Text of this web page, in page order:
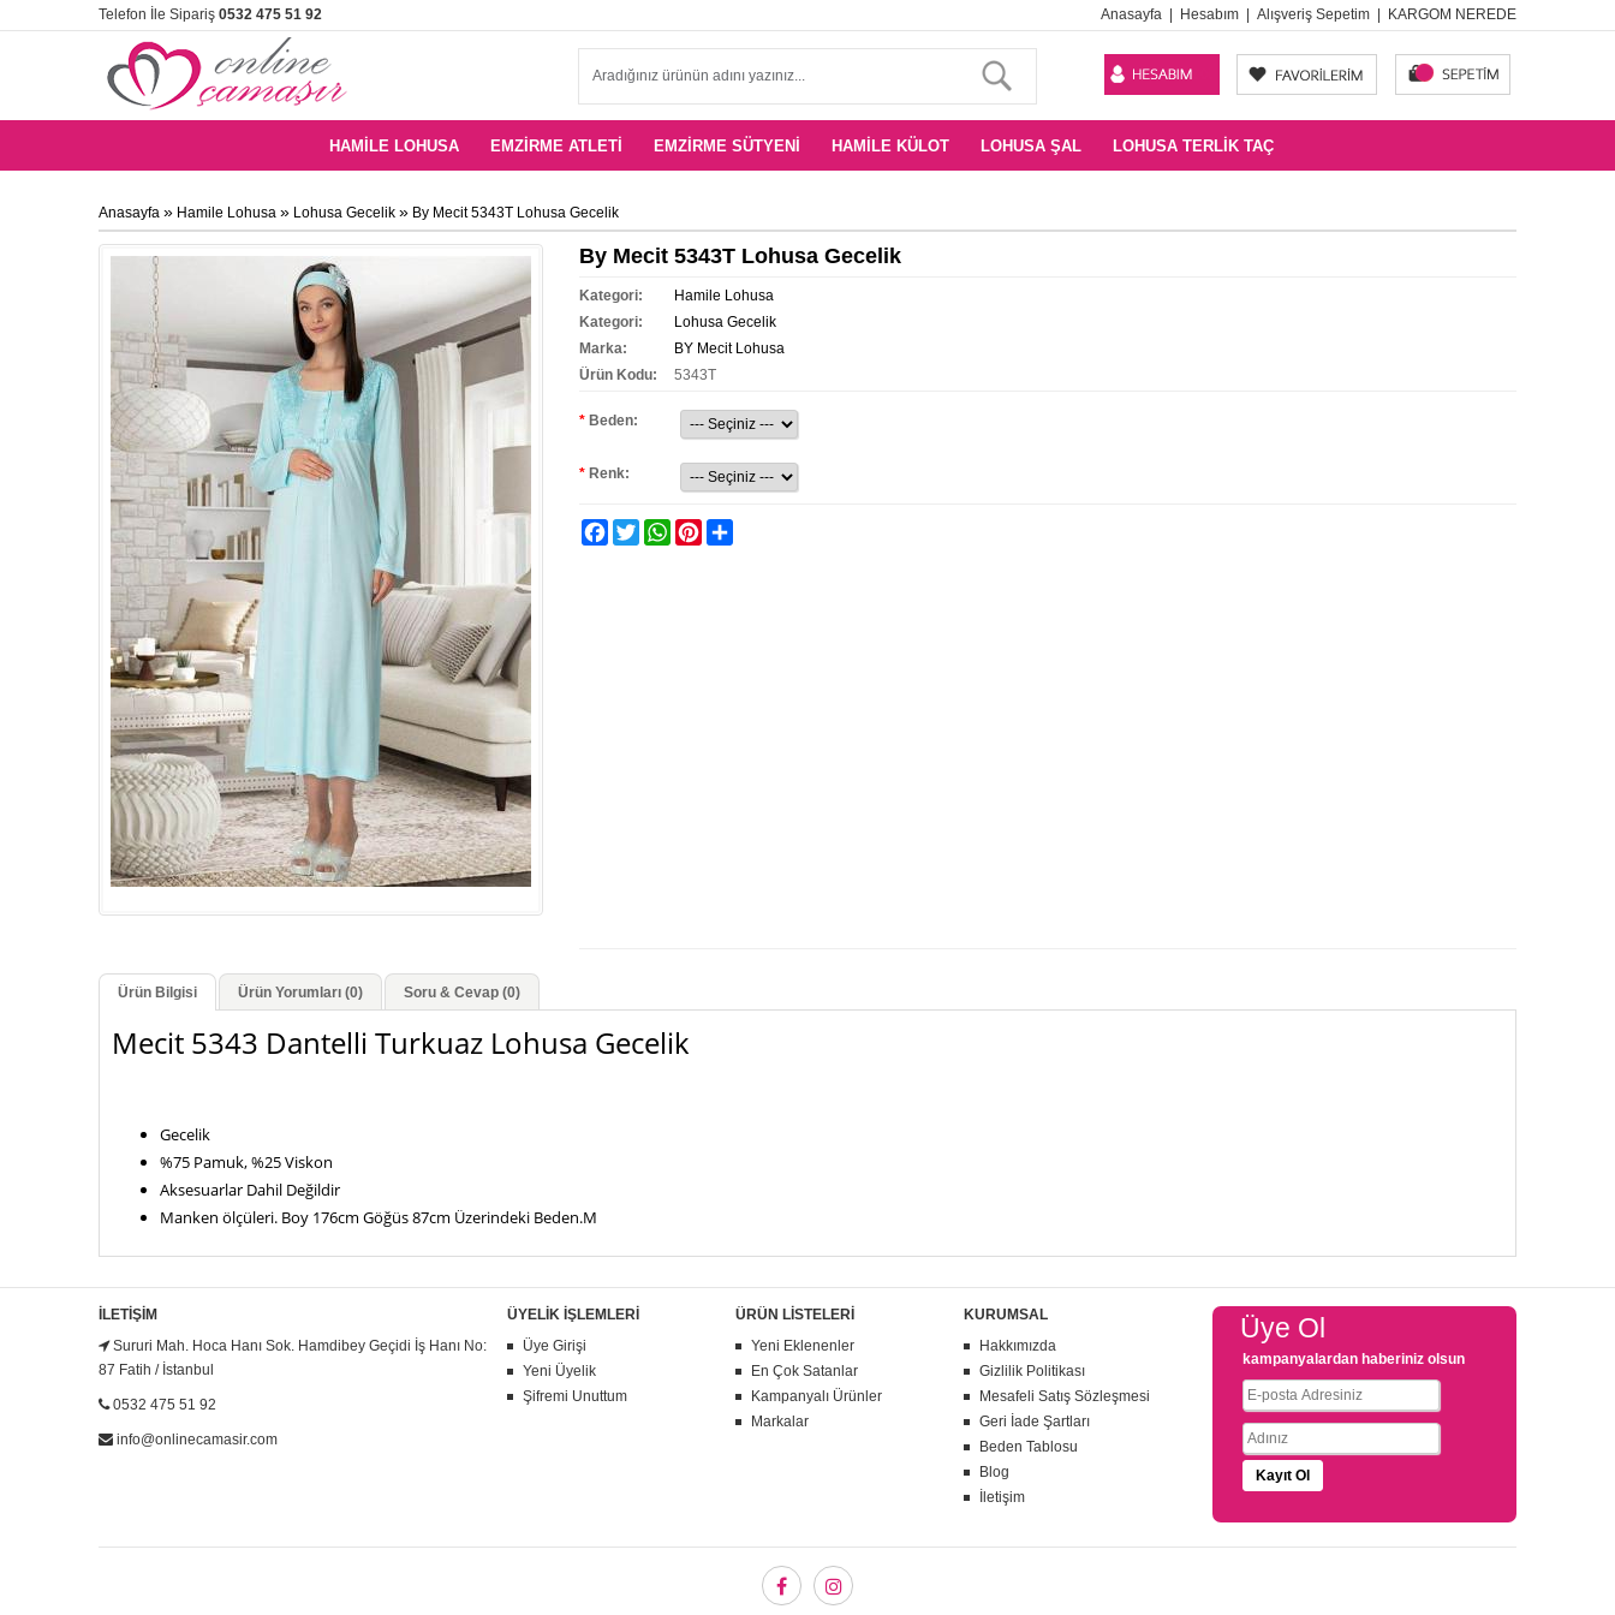
Telefon İle Sipariş 0532 475 51 92 Anasayfa Hesabım Alışveriş Sepetim KARGOM NEREDE
HAMILE LOHUSA EMZIRME ATLETI EMZIRME SÜTYENI HAMILE KÜLOT LOHUSA ŞAL LOHUSA TERLIK TAÇ
Anasayfa » Hamile Lohusa » Lohusa Gecelik » By Mecit 5343T Lohusa Gecelik
By Mecit 5343T Lohusa Gecelik
Kategori:
Hamile Lohusa
Kategori:
Lohusa Gecelik
Marka:
BY Mecit Lohusa
Ürün Kodu:
5343T
* Beden:
* Renk:
FacebookTwitterWhatsAppPinterest
Ürün Bilgisi Ürün Yorumları (0) Soru & Cevap (0)
Mecit 5343 Dantelli Turkuaz Lohusa Gecelik
Gecelik
%75 Pamuk, %25 Viskon
Aksesuarlar Dahil Değildir
Manken ölçüleri. Boy 176cm Göğüs 87cm Üzerindeki Beden.M
İLETIŞIM
Sururi Mah. Hoca Hanı Sok. Hamdibey Geçidi İş Hanı No:
87 Fatih / İstanbul
0532 475 51 92
info@onlinecamasir.com
ÜYELİK İŞLEMLERİ
Üye Girişi
Yeni Üyelik
Şifremi Unuttum
ÜRÜN LİSTELERİ
Yeni Eklenenler
En Çok Satanlar
Kampanyalı Ürünler
Markalar
KURUMSAL
Hakkımızda
Gizlilik Politikası
Mesafeli Satış Sözleşmesi
Geri İade Şartları
Beden Tablosu
Blog
İletişim
Üye Ol
kampanyalardan haberiniz olsun
Kayıt Ol